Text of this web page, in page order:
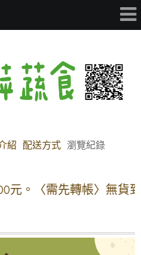
紹 配送方式 瀏覽紀錄
先轉帳〉無貨到付款及